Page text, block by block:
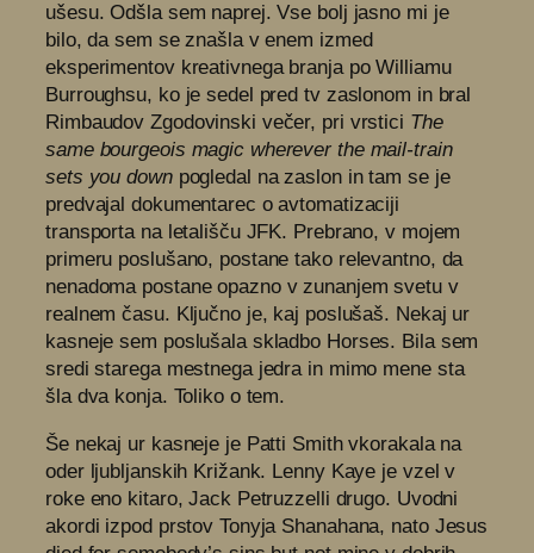
ušesu. Odšla sem naprej. Vse bolj jasno mi je
bilo, da sem se znašla v enem izmed
eksperimentov kreativnega branja po Williamu
Burroughsu, ko je sedel pred tv zaslonom in bral
Rimbaudov Zgodovinski večer, pri vrstici The
same bourgeois magic wherever the mail-train
sets you downpogledal na zaslon in tam se je
predvajal dokumentarec o avtomatizaciji
transporta na letališču JFK. Prebrano, v mojem
primeru poslušano, postane tako relevantno, da
nenadoma postane opazno v zunanjem svetu v
realnem času. Ključno je, kaj poslušaš. Nekaj ur
kasneje sem poslušala skladbo Horses. Bila sem
sredi starega mestnega jedra in mimo mene sta
šla dva konja. Toliko o tem.
Še nekaj ur kasneje je Patti Smith vkorakala na
oder ljubljanskih Križank. Lenny Kaye je vzel v
roke eno kitaro, Jack Petruzzelli drugo. Uvodni
akordi izpod prstov Tonyja Shanahana, nato Jesus